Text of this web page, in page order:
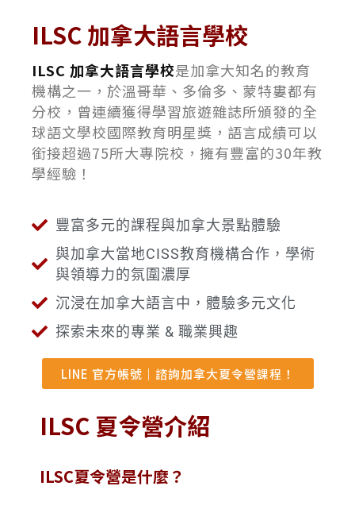
ILSC 加拿大語言學校
ILSC 加拿大語言學校是加拿大知名的教育
機構之一，於溫哥華、多倫多、蒙特婁都有
分校，曾連續獲得學習旅遊雜誌所頒發的全
球語文學校國際教育明星獎，語言成績可以
銜接超過75所大專院校，擁有豐富的30年教
學經驗！
豐富多元的課程與加拿大景點體驗
與加拿大當地CISS教育機構合作，學術
與領導力的氛圍濃厚
沉浸在加拿大語言中，體驗多元文化
探索未來的專業 & 職業興趣
LINE 官方帳號｜諮詢加拿大夏令營課程！
ILSC 夏令營介紹
ILSC夏令營是什麼？